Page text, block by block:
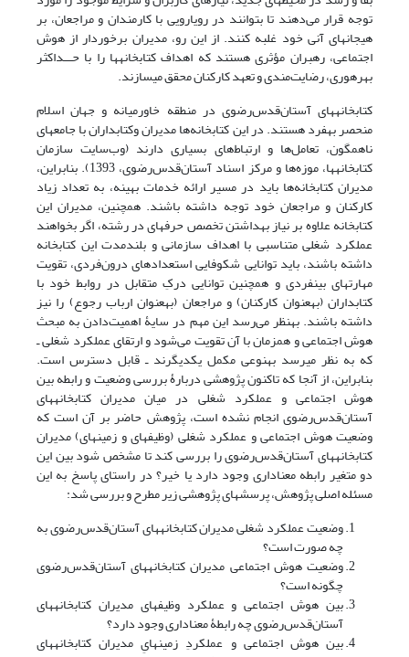
توجه قرار می‌دهند تا بتوانند در رویارویی با کارمندان و مراجعان، بر
هیجان­های آنی خود غلبه کنند. از این رو، مدیران برخوردار از هوش
اجتماعی، رهبران مؤثری هستند که اهداف کتابخانه­ها را با حـــداکثر
بهره­وری، رضایت‌مندی و تعهد کارکنان محقق می­سازند.
کتابخانه­های آستان‌قدس‌رضوی در منطقه خاورمیانه و جهان اسلام
منحصر به­فرد هستند. در این کتابخانه‌ها مدیران وکتابداران با جامعه­ای
ناهمگون، تعامل‌ها و ارتباط‌های بسیاری دارند (وب‌سایت سازمان
کتابخانه­ها، موزه‌ها و مرکز اسناد آستان‌قدس‌رضوی، 1393). بنابراین،
مدیران کتابخانه‌ها باید در مسیر ارائه خدمات بهینه، به تعداد زیاد
کارکنان و مراجعان خود توجه داشته باشند. همچنین، مدیران این
کتابخانه علاوه بر نیاز به­داشتن تخصص حرفه­ای در رشته، اگر بخواهند
عملکرد شغلی متناسبی با اهداف سازمانی و بلندمدت این کتابخانه
داشته باشند، باید توانایی شکوفایی استعدادهای درون‌فردی، تقویت
مهارت­های بین­فردی و همچنین توانایی درکِ متقابل در روابط خود با
کتابداران (به­عنوان کارکنان) و مراجعان (به­عنوان ارباب رجوع) را نیز
داشته باشند. به­نظر می‌رسد این مهم در سایۀ اهمیت‌دادن به مبحث
هوش اجتماعی و هم­زمان با آن تقویت می‌شود و ارتقای عملکرد شغلی ـ
که به نظر می­رسد به­نوعی مکمل یکدیگرند ـ قابل دسترس است.
بنابراین، از آنجا که تاکنون پژوهشی دربارۀ بررسی وضعیت و رابطه بین
هوش اجتماعی و عملکرد شغلی در میان مدیران کتابخانه­های
آستان‌قدس‌رضوی انجام نشده است، پژوهش حاضر بر آن است که
وضعیت هوش اجتماعی و عملکرد شغلی (وظیفه­ای و زمینه­ای) مدیران
کتابخانه­های آستان‌قدس‌رضوی را بررسی کند تا مشخص شود بین این
دو متغیر رابطه معناداری وجود دارد یا خیر؟ در راستای پاسخ به این
مسئله اصلی پژوهش، پرسش­های پژوهشی زیر مطرح و بررسی شد:
وضعیت عملکرد شغلی مدیران کتابخانه­های آستان‌قدس‌رضوی به
چه صورت است؟
وضعیت هوش اجتماعی مدیران کتابخانه­های آستان‌قدس‌رضوی
چگونه است؟
بین هوش اجتماعی و عملکرد وظیفه­ای مدیران کتابخانه­های
آستان‌قدس‌رضوی چه رابطۀ معناداری وجود دارد؟
بین هوش اجتماعی و عملکردِ زمینه­ایِ مدیران کتابخانه­های